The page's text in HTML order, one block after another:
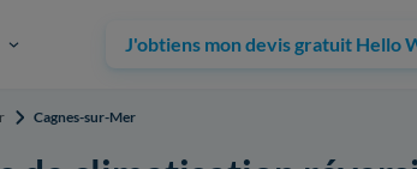
J'obtiens mon devis gratuit Hello
Cagnes-sur-Mer